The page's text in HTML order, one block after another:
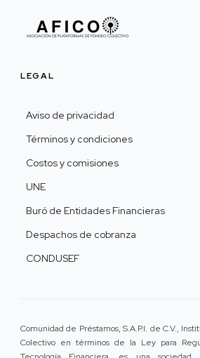
LEGAL
Aviso de privacidad
Términos y condiciones
Costos y comisiones
UNE
Buró de Entidades Financieras
Despachos de cobranza
CONDUSEF
Comunidad de Préstamos, S.A.P.I. de C.V.,
Colectivo en términos de la Ley para